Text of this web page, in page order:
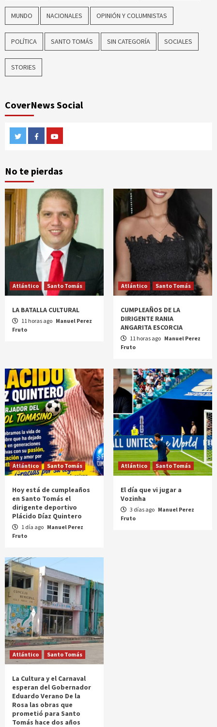
MUNDO NACIONALES OPINIÓN Y COLUMNISTAS
POLÍTICA SANTO TOMÁS SIN CATEGORÍA SOCIALES
STORIES
CoverNews Social
TwitterFacebook
No te pierdas
Atlántico Santo Tomás
LA BATALLA CULTURAL
11 horas ago Manuel Perez
Fruto
Atlántico Santo Tomás
CUMPLEAÑOS DE LA
DIRIGENTE RANIA
ANGARITA ESCORCIA
11 horas ago Manuel Perez
Fruto
Atlántico Santo Tomás
Hoy está de cumpleaños
en Santo Tomás el
dirigente deportivo
Plácido Díaz Quintero
1 día ago Manuel Perez
Fruto
Atlántico Santo Tomás
El día que vi jugar a
Vozinha
3 días ago Manuel Perez
Fruto
Atlántico Santo Tomás
La Cultura y el Carnaval
esperan del Gobernador
Eduardo Verano De la
Rosa las obras que
prometió para Santo
Tomás hace dos años